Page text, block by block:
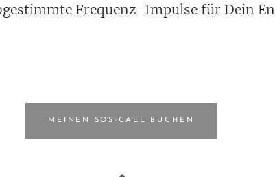
Frequenz-Impulse für Dein
MEINEN SOS-CALL BUCHEN